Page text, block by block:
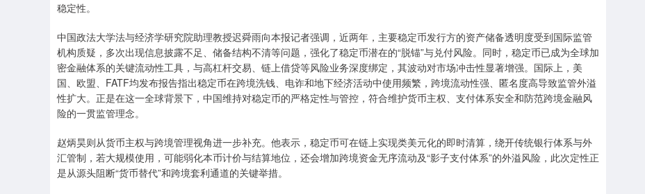
稳定性。
中国政法大学法与经济学研究院助理教授迟舜雨向本报记者强调，近两年，主要稳定币发行方的资产储备透明度受到国际监管
机构质疑，多次出现信息披露不足、储备结构不清等问题，强化了稳定币潜在的“脱锚”与兑付风险。同时，稳定币已成为全球加
密金融体系的关键流动性工具，与高杠杆交易、链上借贷等风险业务深度绑定，其波动对市场冲击性显著增强。国际上，美
国、欧盟、FATF均发布报告指出稳定币在跨境洗钱、电诈和地下经济活动中使用频繁，跨境流动性强、匿名度高导致监管外溢
性扩大。正是在这一全球背景下，中国维持对稳定币的严格定性与管控，符合维护货币主权、支付体系安全和防范跨境金融风
险的一贯监管理念。
赵炳昊则从货币主权与跨境管理视角进一步补充。他表示，稳定币可在链上实现类美元化的即时清算，绕开传统银行体系与外
汇管制，若大规模使用，可能弱化本币计价与结算地位，还会增加跨境资金无序流动及“影子支付体系”的外溢风险，此次定性正
是从源头阻断“货币替代”和跨境套利通道的关键举措。